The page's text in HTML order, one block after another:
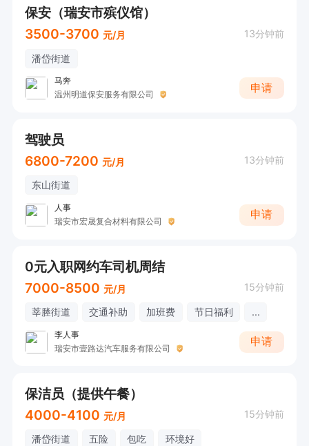
保安（瑞安市殡仪馆）
3500-3700 元/月 13分钟前
潘岱街道
马奔
温州明道保安服务有限公司
申请
驾驶员
6800-7200 元/月 13分钟前
东山街道
人事
瑞安市宏晟复合材料有限公司
申请
0元入职网约车司机周结
7000-8500 元/月 15分钟前
莘塍街道 交通补助 加班费 节日福利 ...
李人事
瑞安市壹路达汽车服务有限公司
申请
保洁员（提供午餐）
4000-4100 元/月 15分钟前
潘岱街道 五险 包吃 环境好